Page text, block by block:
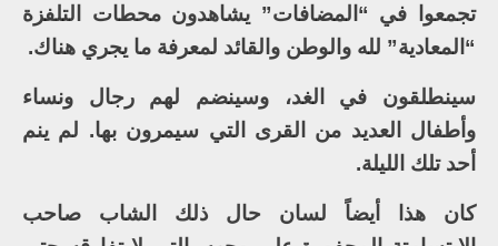
تجمعوا في “المضافات” يشاهدون محطات التلفزة
“المعادية” لله والوطن والقائد لمعرفة ما يجري هناك.
سينطلقون في الغد، وسينضم لهم رجال ونساء
وأطفال العديد من القرى التي سيمرون بها. لم ينم
أحد تلك الليلة.
كان هذا أيضاً لسان حال ذلك الشاب صاحب